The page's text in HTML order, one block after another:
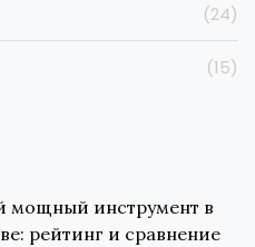
(24)
(15)
мощный инструмент в
рейтинг и сравнение